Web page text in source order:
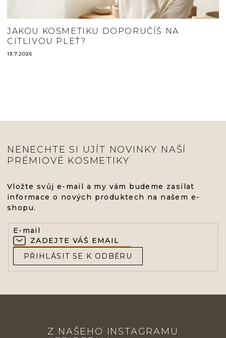
JAKOU KOSMETIKU DOPORUČÍŠ NA
CITLIVOU PLEŤ?
13.7.2026
NENECHTE SI UJÍT NOVINKY NAŠÍ
PRÉMIOVÉ KOSMETIKY
Vložte svůj e-mail a my vám budeme zasílat
informace o nových produktech na našem e-
shopu.
E-mail
PŘIHLÁSIT SE K ODBĚRU
Z NAŠEHO INSTAGRAMU